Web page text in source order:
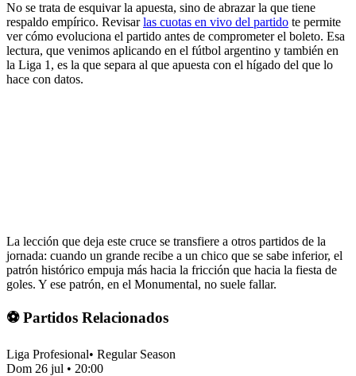
No se trata de esquivar la apuesta, sino de abrazar la que tiene
respaldo empírico. Revisarlas cuotas en vivo del partido te permite
ver cómo evoluciona el partido antes de comprometer el boleto. Esa
lectura, que venimos aplicando en el fútbol argentino y también en
la Liga 1, es la que separa al que apuesta con el hígado del que lo
hace con datos.
La lección que deja este cruce se transfiere a otros partidos de la
jornada: cuando un grande recibe a un chico que se sabe inferior, el
patrón histórico empuja más hacia la fricción que hacia la fiesta de
goles. Y ese patrón, en el Monumental, no suele fallar.
⚽ Partidos Relacionados
Liga Profesional• Regular Season
Dom 26 jul • 20:00